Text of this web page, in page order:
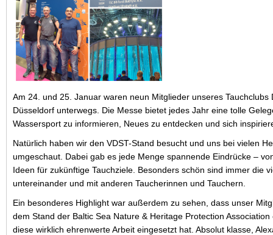
Am 24. und 25. Januar waren neun Mitglieder unseres
Düsseldorf unterwegs. Die Messe bietet jedes Jahr eine tolle
Wassersport zu informieren, Neues zu entdecken und sich
Natürlich haben wir den VDST-Stand besucht und uns bei vielen
umgeschaut. Dabei gab es jede Menge spannende Eindrücke –
Ideen für zukünftige Tauchziele. Besonders schön sind immer die
untereinander und mit anderen Taucherinnen und Tauchern.
Ein besonderes Highlight war außerdem zu sehen, dass unser
dem Stand der Baltic Sea Nature & Heritage Protection
diese wirklich ehrenwerte Arbeit eingesetzt hat. Absolut klasse,